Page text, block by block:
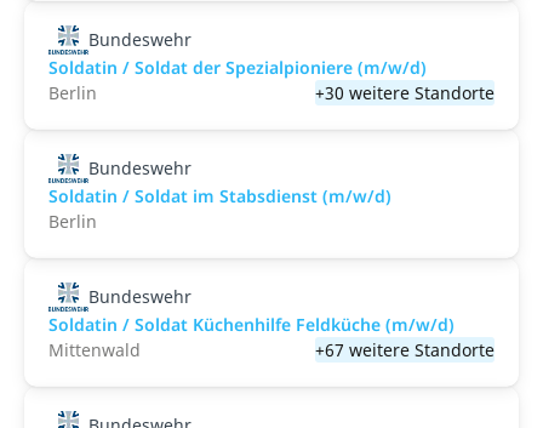
Bundeswehr
Soldatin / Soldat der Spezialpioniere (m/w/d)
Berlin
+30 weitere Standorte
Bundeswehr
Soldatin / Soldat im Stabs­dienst (m/w/d)
Berlin
Bundeswehr
Soldatin / Soldat Küchenhilfe Feldküche (m/w/d)
Mittenwald
+67 weitere Standorte